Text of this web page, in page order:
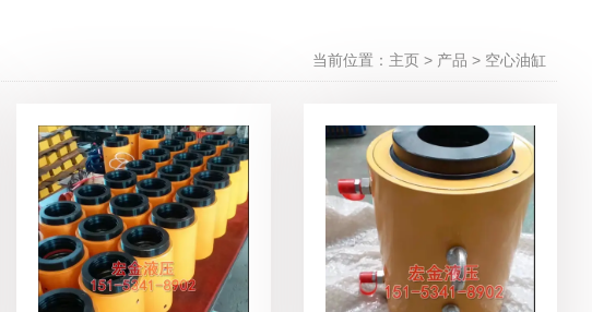
当前位置：主页 > 产品 > 空心油缸